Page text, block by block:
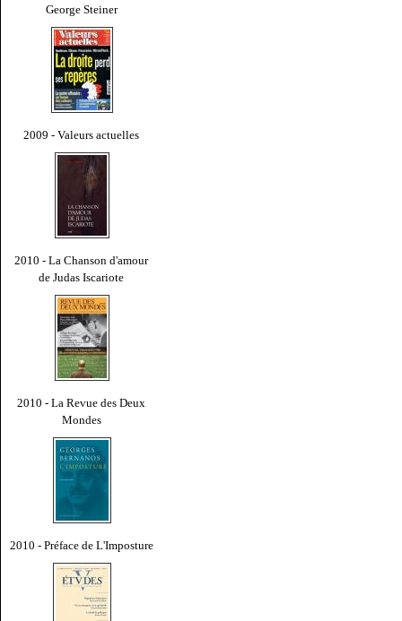
George Steiner
2009 - Valeurs actuelles
2010 - La Chanson d'amour
de Judas Iscariote
2010 - La Revue des Deux
Mondes
2010 - Préface de L'Imposture